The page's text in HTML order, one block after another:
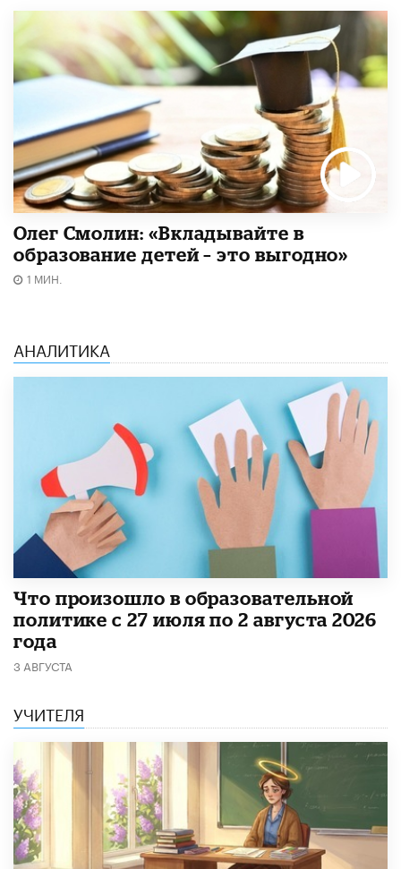
Олег Смолин: «Вкладывайте в
образование детей – это выгодно»
1 МИН.
АНАЛИТИКА
​Что произошло в образовательной
политике с 27 июля по 2 августа 2026
года
3 АВГУСТА
УЧИТЕЛЯ